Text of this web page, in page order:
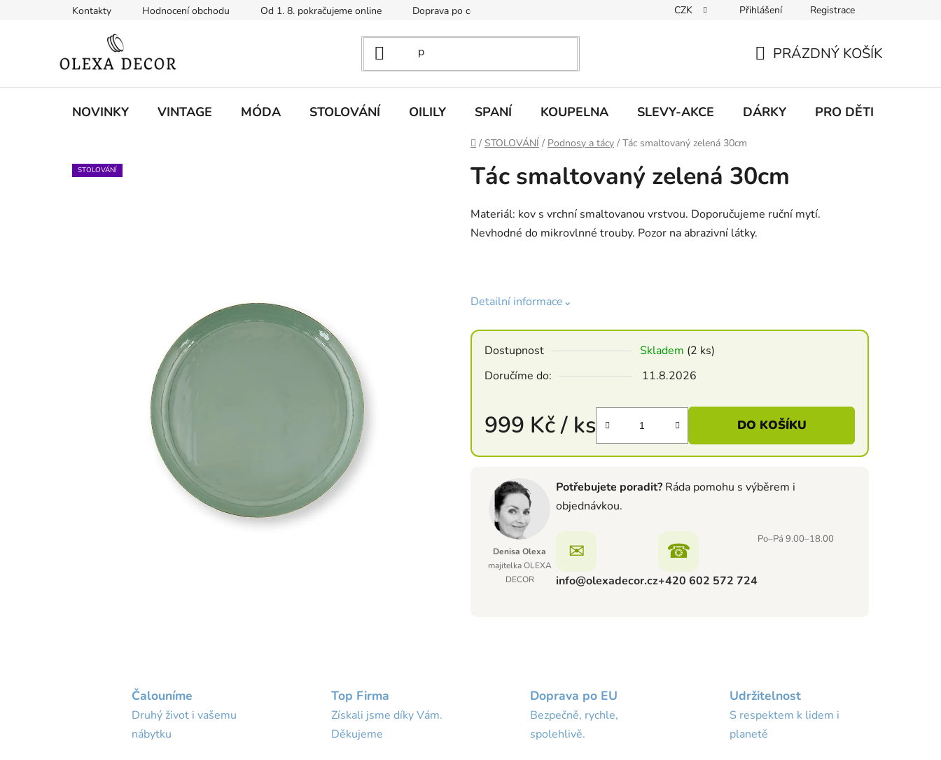
Kontakty Hodnocení obchodu Od 1. 8. pokračujeme online Doprava po celé EU Udržitelnost Inspirace Obchodní podmínky
CZK Přihlášení Registrace
KOŠÍK
PRÁZDNÝ KOŠÍK
NOVINKY VINTAGE MÓDA STOLOVÁNÍ OILILY SPANÍ KOUPELNA SLEVY-AKCE DÁRKY PRO DĚTI
Domů
/ STOLOVÁNÍ / Podnosy a tácy / Tác smaltovaný zelená 30cm
Tác smaltovaný zelená 30cm
Materiál: kov s vrchní smaltovanou vrstvou. Doporučujeme ruční mytí.
Nevhodné do mikrovlnné trouby. Pozor na abrazivní látky.
Detailní informace⌄
Dostupnost Skladem (2 ks)
Doručíme do:
11.8.2026
999 Kč/ ks DO KOŠÍKU
Denisa Olexa
majitelka OLEXA
DECOR
Potřebujete poradit? Ráda pomohu s výběrem i
objednávkou.
✉
info@olexadecor.cz
☎
+420 602 572 724
Po–Pá 9.00–18.00
STOLOVÁNÍ
Čalouníme
Druhý život i vašemu
nábytku
Top Firma
Získali jsme díky Vám.
Děkujeme
Doprava po EU
Bezpečně, rychle,
spolehlivě.
Udržitelnost
S respektem k lidem i
planetě